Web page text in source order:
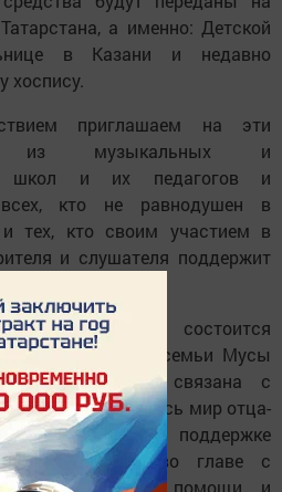
а именно: Детской
в Казани и недавно
хоспису.
приглашаем на эти
из музыкальных и
школ и их педагогов и
кто не равнодушен в
и тех, кто своим участием в
и слушателя поддержит
.
турне состоится
поколения семьи Мусы
тесно связана с
на весь мир отца-
и значимой поддержке
Татарстан во главе с
при большой помощи и